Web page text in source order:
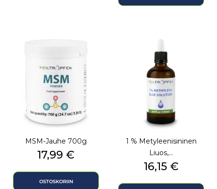
MSM-Jauhe 700g
Hinta
17,99 €
OSTOSKORIIN
1 % Metyleenisininen
Liuos,...
Hinta
16,15 €